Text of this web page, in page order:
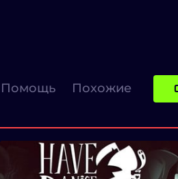
Помощь Похожие